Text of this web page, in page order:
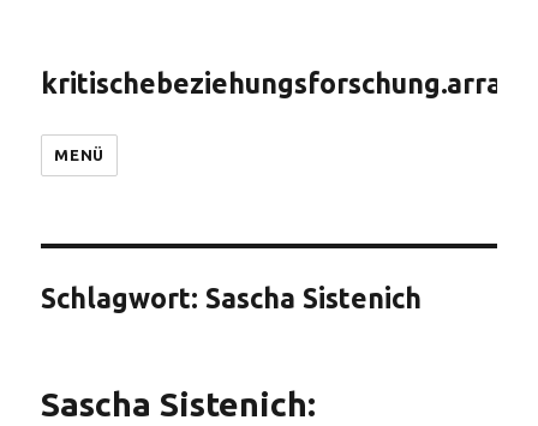
MENÜ
Schlagwort:Sascha Sistenich
Sascha Sistenich: